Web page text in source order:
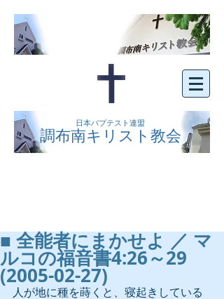
日本バプテスト連盟
調布南キリスト教会
■ 全能者にまかせよ ／ マ
ルコの福音書4:26～29
(2005-02-27)
人が地に種を蒔くと、寝起きしている